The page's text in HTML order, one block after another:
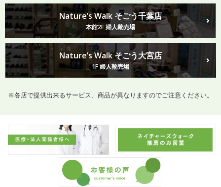
Nature’s Walk そごう千葉店
本館2F 婦人靴売場
Nature’s Walk そごう大宮店
1F 婦人靴売場
※各店で提供出来るサービス、商品が異なりますのでご注意ください。